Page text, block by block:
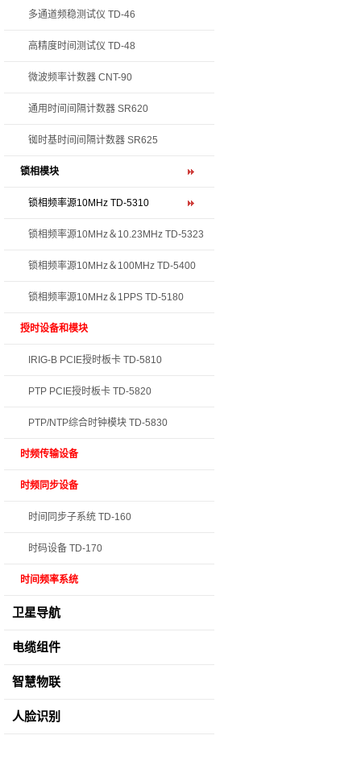
多通道频稳测试仪 TD-46
高精度时间测试仪 TD-48
微波频率计数器 CNT-90
通用时间间隔计数器 SR620
铷时基时间间隔计数器 SR625
锁相模块
锁相频率源10MHz TD-5310
锁相频率源10MHz＆10.23MHz TD-5323
锁相频率源10MHz＆100MHz TD-5400
锁相频率源10MHz＆1PPS TD-5180
授时设备和模块
IRIG-B PCIE授时板卡 TD-5810
PTP PCIE授时板卡 TD-5820
PTP/NTP综合时钟模块 TD-5830
时频传输设备
时频同步设备
时间同步子系统 TD-160
时码设备 TD-170
时间频率系统
卫星导航
电缆组件
智慧物联
人脸识别